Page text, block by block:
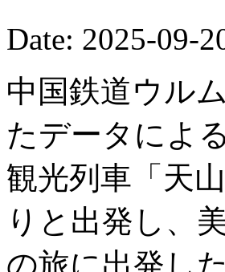
Date: 2025-09-
中国鉄道ウル
たデータによ
観光列車「天
りと出発し、
の旅に出発し